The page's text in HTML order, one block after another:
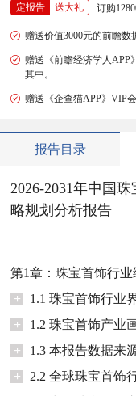
定报告 送大礼 订购
赠送价值3000元的前瞻数
赠送《前瞻经济学人APP
其中。
赠送《企查猫APP》VIP
报告目录
2026-2031年中国
略规划分析报告
第1章：珠宝首饰行
+
1.1 珠宝首饰行业
+
1.2 珠宝首饰产业
+
1.3 本报告数据来
+
2.2 全球珠宝首饰